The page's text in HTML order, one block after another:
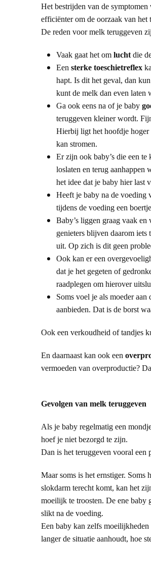
Het bestrijden van de
efficiënter om de oorzaak van het
De reden voor melk teruggeven
Vaak gaat het om luchtdie
Een sterke toeschietreflex
hapt. Is dit het geval, dan
kunt de melk dan even laten
Ga ook eens na of je baby
teruggeven kleiner wordt.
Hierbij ligt het hoofdje hoger
kan stromen.
Er zijn ook baby’s die een te
loslaten en terug
het idee dat je baby hier last
Heeft je baby na de voeding
tijdens de voeding een
Baby’s liggen graag vaak
genieters blijven daarom iets
uit. Op zich is dit geen
Ook kan er een
dat je het gegeten of
raadplegen om hierover
Soms voel je als moeder aan
aanbieden. Dat is de borst
Ook een verkoudheid of tandjes
En daarnaast kan ook een
vermoeden van overproductie?
Gevolgen van melk teruggeven
Als je baby regelmatig een
hoef je niet bezorgd te zijn.
Dan is het teruggeven vooral een
Maar soms is het ernstiger. Soms
slokdarm terecht komt, kan het
moeilijk te troosten. De ene baby
slikt na de voeding.
Een baby kan zelfs
langer de situatie aanhoudt, hoe